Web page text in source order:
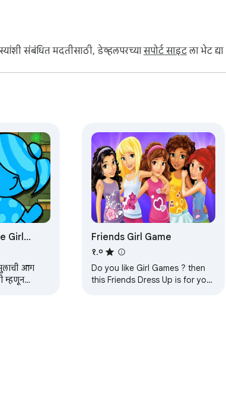
संबंधित मदतीसाठी, डेव्हलपरच्यासपोर्ट साइटला भेट द्या
Girl
आग
म्हणून
Friends Girl Game
१.०
Do you like Girl Games ? then
this Friends Dress Up is for you.